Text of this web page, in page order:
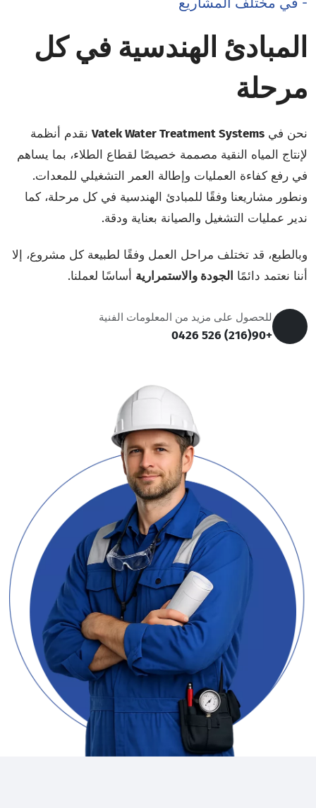
المبادئ الهندسية في كل
مرحلة
نحن في Vatek Water Treatment Systems نقدم أنظمة
لإنتاج المياه النقية مصممة خصيصًا لقطاع الطلاء، بما يساهم
في رفع كفاءة العمليات وإطالة العمر التشغيلي للمعدات.
ونطور مشاريعنا وفقًا للمبادئ الهندسية في كل مرحلة، كما
ندير عمليات التشغيل والصيانة بعناية ودقة.
وبالطبع، قد تختلف مراحل العمل وفقًا لطبيعة كل مشروع، إلا
أننا نعتمد دائمًا الجودة والاستمرارية أساسًا لعملنا.
للحصول على مزيد من المعلومات الفنية
+90(216) 526 0426